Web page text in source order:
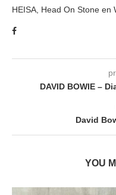
HEISA, Head On Stone en
DAVID BOWIE –
David
YOU